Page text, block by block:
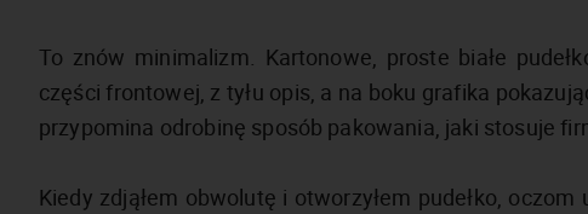
To znów minimalizm. Kartonowe, proste białe
części frontowej, z tyłu opis, a na boku grafika
przypomina odrobinę sposób pakowania, jaki stosuje
Kiedy zdjąłem obwolutę i otworzyłem pudełko,